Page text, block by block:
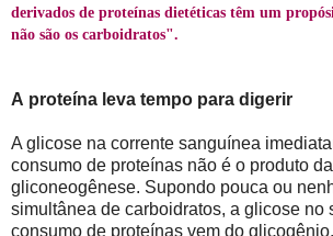
derivados de proteínas dietéticas têm um
não são os carboidratos".
A proteína leva tempo para digerir
A glicose na corrente sanguínea
consumo de proteínas não é o produto da
gliconeogênese. Supondo pouca ou
simultânea de carboidratos, a glicose no
consumo de proteínas vem do